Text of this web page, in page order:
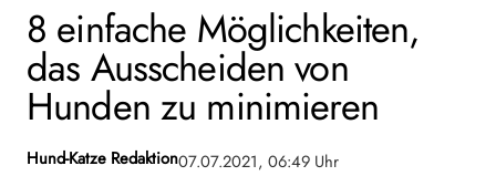
8 einfache Möglichkeiten,
das Ausscheiden von
Hunden zu minimieren
Hund-Katze Redaktion07.07.2021, 06:49 Uhr